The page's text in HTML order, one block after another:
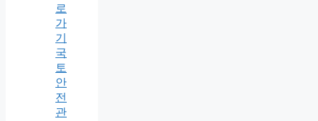
로
가
기
국
토
안
전
관